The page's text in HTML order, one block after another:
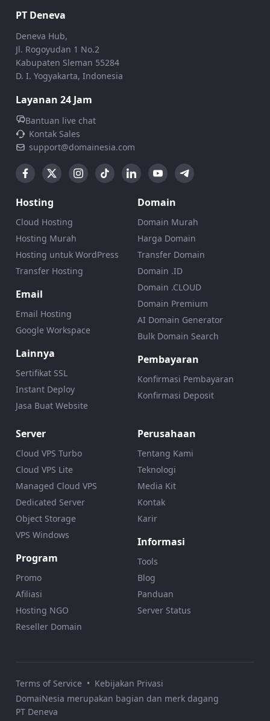
PT Deneva
Deneva Hub,
Jl. Rogoyudan 1 No.2
Kabupaten Sleman 55284
D. I. Yogyakarta, Indonesia
Layanan 24 Jam
Bantuan live chat
Kontak Sales
support@domainesia.com
Hosting
Cloud Hosting
Hosting Murah
Hosting untuk WordPress
Transfer Hosting
Email
Email Hosting
Google Workspace
Lainnya
Sertifikat SSL
Instant Deploy
Jasa Buat Website
Domain
Domain Murah
Harga Domain
Transfer Domain
Domain .ID
Domain .CLOUD
Domain Premium
AI Domain Generator
Bulk Domain Search
Pembayaran
Konfirmasi Pembayaran
Konfirmasi Deposit
Server
Cloud VPS Turbo
Cloud VPS Lite
Managed Cloud VPS
Dedicated Server
Object Storage
VPS Windows
Program
Promo
Afiliasi
Hosting NGO
Reseller Domain
Perusahaan
Tentang Kami
Teknologi
Media Kit
Kontak
Karir
Informasi
Tools
Blog
Panduan
Server Status
Terms of Service • Kebijakan Privasi
DomaiNesia merupakan bagian dan merk dagang
PT Deneva